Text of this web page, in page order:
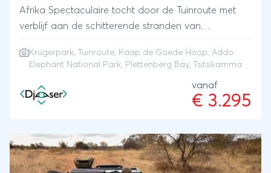
Afrika Spectaculaire tocht door de Tuinroute met
verblijf aan de schitterende stranden van
Elephant en Kruger nationaal park Spot de Big Five,
Krugerpark, Tuinroute, Kaap de Goede Hoop, Addo
Elephant National Park, Plettenberg Bay, Tsitsikamma
vanaf
€ 3.295